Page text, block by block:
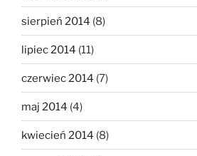
sierpień 2014 (8)
lipiec 2014 (11)
czerwiec 2014 (7)
maj 2014 (4)
kwiecień 2014 (8)